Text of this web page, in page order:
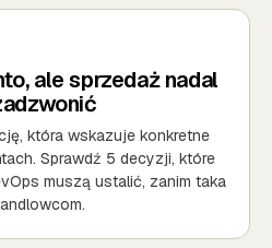
ale sprzedaż nadal
która wskazuje konkretne
Sprawdź 5 decyzji, które
muszą ustalić, zanim taka